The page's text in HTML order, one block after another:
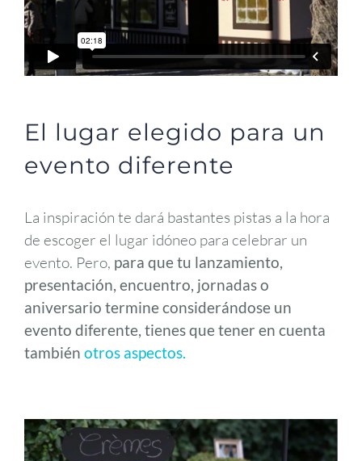
El lugar elegido para un
evento diferente
La inspiración te dará bastantes pistas a la hora
de escoger el lugar idóneo para celebrar un
evento. Pero, para que tu lanzamiento,
presentación, encuentro, jornadas o
aniversario termine considerándose un
evento diferente, tienes que tener en cuenta
también otros aspectos.